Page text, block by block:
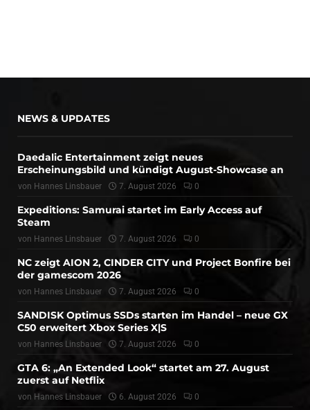
NEWS & UPDATES
Daedalic Entertainment zeigt neues
Erscheinungsbild und kündigt August-Showcase an
von Hannes Linsbauer 7. August 2026 0
Expeditions: Samurai startet im Early Access auf
Steam
von Hannes Linsbauer 7. August 2026 0
NC zeigt AION 2, CINDER CITY und Project Bonfire bei
der gamescom 2026
von Hannes Linsbauer 7. August 2026 0
SANDISK Optimus SSDs starten im Handel – neue GX
C50 erweitert Xbox Series X|S
von Hannes Linsbauer 7. August 2026 0
GTA 6: „An Extended Look“ startet am 27. August
zuerst auf Netflix
von Hannes Linsbauer 6. August 2026 0